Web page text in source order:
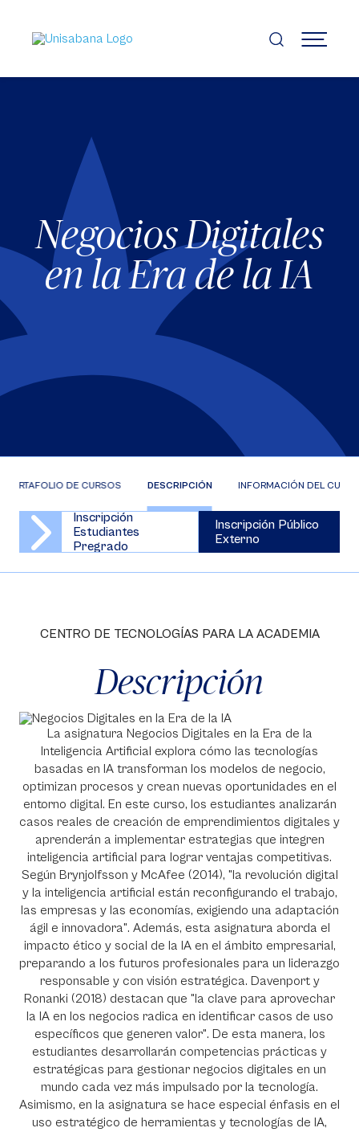
contenido
principal
MENÚ
Negocios Digitales
en la Era de la IA
PORTAFOLIO DE CURSOS DESCRIPCIÓN INFORMACIÓN DEL
Inscripción
Estudiantes
Pregrado
Inscripción Público
Externo
CENTRO DE TECNOLOGÍAS PARA LA ACADEMIA
Descripción
La asignatura Negocios Digitales en la Era de la
Inteligencia Artificial explora cómo las tecnologías
basadas en IA transforman los modelos de negocio,
optimizan procesos y crean nuevas oportunidades en el
entorno digital. En este curso, los estudiantes analizarán
casos reales de creación de emprendimientos digitales y
aprenderán a implementar estrategias que integren
inteligencia artificial para lograr ventajas competitivas.
Según Brynjolfsson y McAfee (2014), "la revolución digital
y la inteligencia artificial están reconfigurando el trabajo,
las empresas y las economías, exigiendo una adaptación
ágil e innovadora". Además, esta asignatura aborda el
impacto ético y social de la IA en el ámbito empresarial,
preparando a los futuros profesionales para un liderazgo
responsable y con visión estratégica. Davenport y
Ronanki (2018) destacan que "la clave para aprovechar
la IA en los negocios radica en identificar casos de uso
específicos que generen valor". De esta manera, los
estudiantes desarrollarán competencias prácticas y
estratégicas para gestionar negocios digitales en un
mundo cada vez más impulsado por la tecnología.
Asimismo, en la asignatura se hace especial énfasis en el
uso estratégico de herramientas y tecnologías de IA,